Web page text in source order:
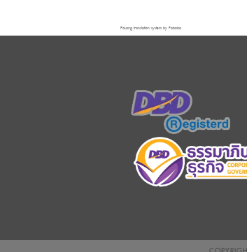
FaLang translation system by Faboba